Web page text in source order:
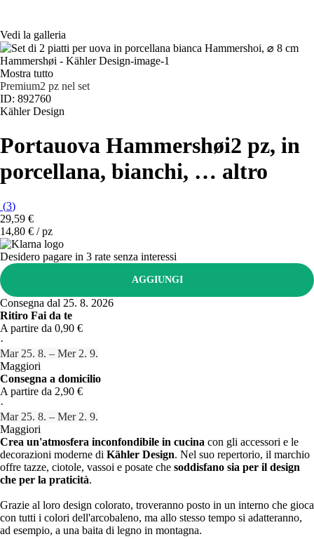
Vedi la galleria
Mostra tutto
Premium2 pz nel set
ID: 892760
Kähler Design
Portauova Hammershøi2 pz, in
porcellana, bianchi, … altro
(3)
29,59 €
14,80 € / pz
Desidero pagare in 3 rate senza interessi
AGGIUNGI
Consegna dal 25. 8. 2026
Ritiro Fai da te
A partire da 0,90 €
·
Mar 25. 8. – Mer 2. 9.
Maggiori
Consegna a domicilio
A partire da 2,90 €
·
Mar 25. 8. – Mer 2. 9.
Maggiori
Crea un'atmosfera inconfondibile in cucina con gli accessori e le
decorazioni moderne di Kähler Design. Nel suo repertorio, il marchio
offre tazze, ciotole, vassoi e posate che soddisfano sia per il design
che per la praticità.
Grazie al loro design colorato, troveranno posto in un interno che gioca
con tutti i colori dell'arcobaleno, ma allo stesso tempo si adatteranno,
ad esempio, a una baita di legno in montagna.